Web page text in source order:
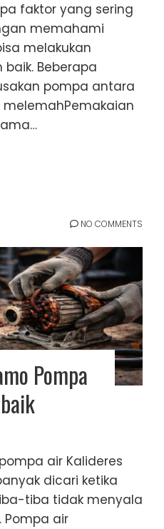
faktor yang sering
memahami
melakukan
Beberapa
pompa antara
melemahPemakaian
NO COMMENTS
Pompa
air Kalideres
dicari ketika
tiba tidak menyala
Pompa air